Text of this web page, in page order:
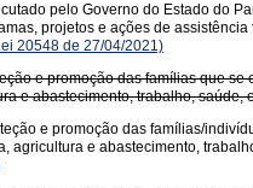
pelo Governo do Estado do
projetos e ações de
20548 de 27/04/2021)
e promoção das famílias que
e abastecimento, trabalho,
e promoção das famílias/
agricultura e abastecimento,